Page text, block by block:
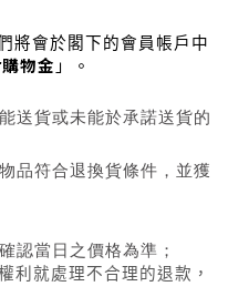
將會於閣下的會員帳戶中
購物金 」。
送貨或未能於承諾送貨的
品符合退換貨條件，並獲
認當日之價格為準；
利就處理不合理的退款，